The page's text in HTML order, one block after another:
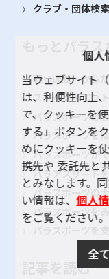
クラブ・団体検索
もっとパラス
軽い運動・から
スポーツイベン
パラスポーツの
パラスポーツを
パラスポーツが
パラアスリート
パラスポーツの
パラスポーツを
記事を読む
個人
当ウェブサイト
は、利便性向上
で、クッキーを
する」ボタンを
めにクッキーを
携先や 委託先と
とみなします。
い情報は、個人
をご覧ください。
全